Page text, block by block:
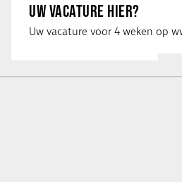
UW VACATURE HIER?